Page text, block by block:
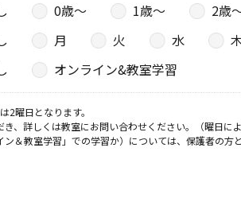
0歳〜 1歳〜 2歳
月 火 水
オンライン&教室学習
曜日となります。
、詳しくは教室にお問い合わせください。（曜日に
＆教室学習」での学習か）については、保護者の方